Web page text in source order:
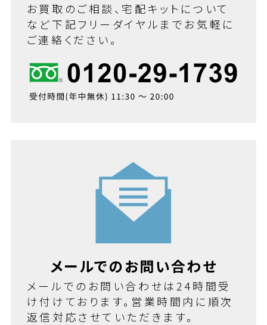
お買取のご相談、宅配キットについて
など下記フリーダイヤルまでお気軽に
ご連絡ください。
メールでのお問い合わせ
メールでのお問い合わせは24時間受
け付けております。営業時間内に順次
返信対応させていただきます。